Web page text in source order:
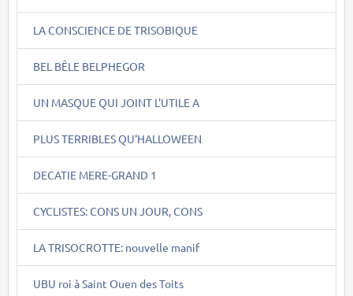
LA CONSCIENCE DE TRISOBIQUE
BEL BÊLE BELPHEGOR
UN MASQUE QUI JOINT L'UTILE A
PLUS TERRIBLES QU'HALLOWEEN
DECATIE MERE-GRAND 1
CYCLISTES: CONS UN JOUR, CONS
LA TRISOCROTTE: nouvelle manif
UBU roi à Saint Ouen des Toits